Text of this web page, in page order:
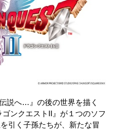
説へ…』の後の世界を描く
ゴンクエストII』が１つのソフ
引く子孫たちが、新たな冒